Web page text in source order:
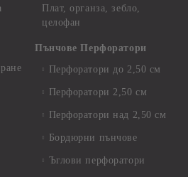
Плат, органза, зебло,
целофан
Пънчове Перфоратори
Перфоратори до 2,50 см
Перфоратори 2,50 см
Перфоратори над 2,50 см
Бордюрни пънчове
Ъглови перфоратори